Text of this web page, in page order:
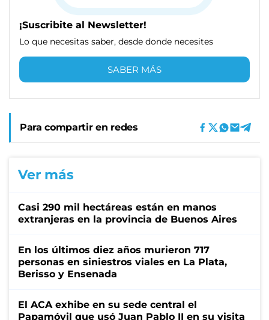
¡Suscribite al Newsletter!
Lo que necesitas saber, desde donde necesites
SABER MÁS
Para compartir en redes
Ver más
Casi 290 mil hectáreas están en manos
extranjeras en la provincia de Buenos Aires
En los últimos diez años murieron 717
personas en siniestros viales en La Plata,
Berisso y Ensenada
El ACA exhibe en su sede central el
Papamóvil que usó Juan Pablo II en su visita